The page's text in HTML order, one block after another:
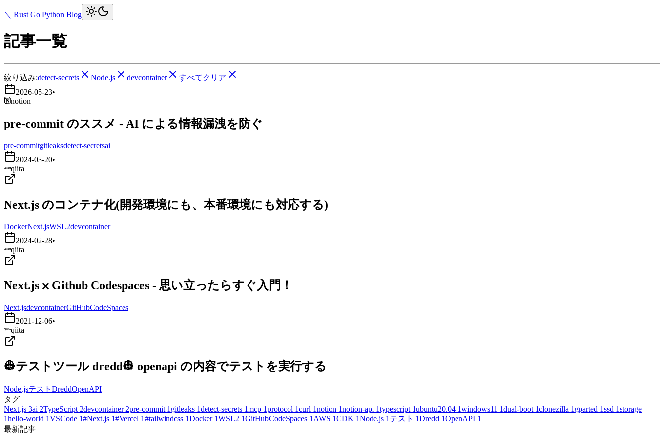
＼ Rust Go Python Blog
記事一覧
絞り込み:detect-secrets Node.js devcontainer
すべてクリア
2026-05-23•
notion
pre-commit のススメ - AI による情報漏洩を防ぐ
pre-commitgitleaksdetect-secretsai
2024-03-20•
qiita
Next.js のコンテナ化(開発環境にも、本番環境にも対応する)
DockerNext.jsWSL2devcontainer
2024-02-28•
qiita
Next.js ⨉ Github Codespaces - 思い立ったらすぐ入門！
Next.jsdevcontainerGitHubCodeSpaces
2021-12-06•
qiita
👷テストツール dredd👷 openapi の内容でテストを実行する
Node.jsテスト DreddOpenAPI
タグ
Next.js 3ai 2TypeScript 2devcontainer 2pre-commit 1 gitleaks 1detect-secrets 1mcp 1protocol 1curl 1notion 1notion-api 1typescript 1ubuntu20.04 1windows11 1dual-boot 1clonezilla 1 gparted 1ssd 1storage
1hello-world 1VSCode 1#Next.js 1#Vercel 1#tailwindcss 1Docker 1WSL2 1GitHubCodeSpaces 1 AWS 1CDK 1Node.js 1 テスト 1Dredd 1OpenAPI 1
最新記事